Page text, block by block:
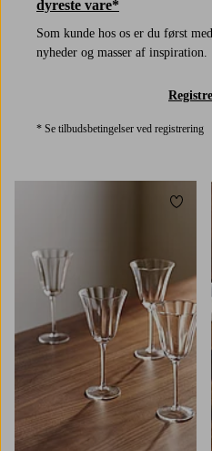
dyreste vare*
Som kunde hos os er du først
nyheder og masser af inspiration.
* Se tilbudsbetingelser ved registrering
Tilføj